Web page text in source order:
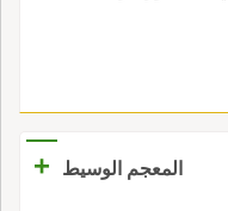
المعجم الوسيط +